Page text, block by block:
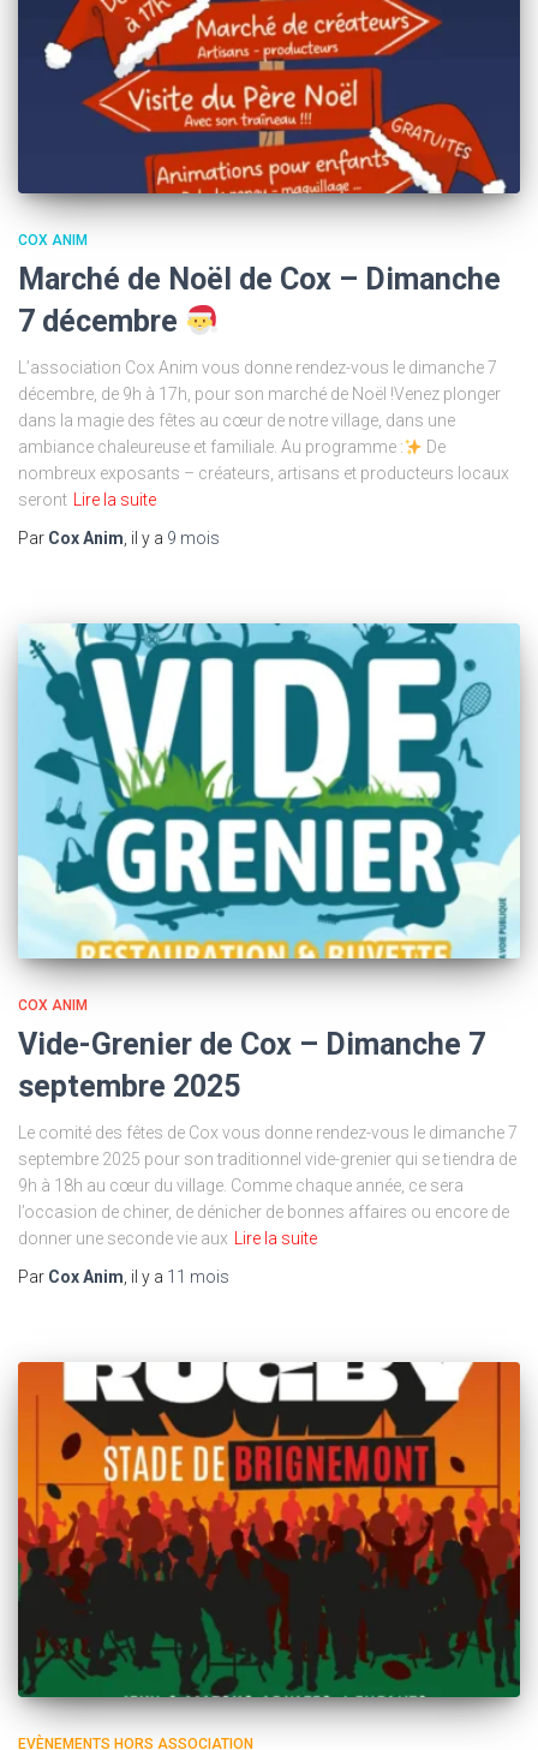
COX ANIM
Marché de Noël de Cox – Dimanche
7 décembre
L’association Cox Anim vous donne rendez-vous le dimanche 7
décembre, de 9h à 17h, pour son marché de Noël !Venez plonger
dans la magie des fêtes au cœur de notre village, dans une
ambiance chaleureuse et familiale. Au programme :
De
nombreux exposants – créateurs, artisans et producteurs locaux
seront Lire la suite
Par Cox Anim, il y a 9 mois
COX ANIM
Vide-Grenier de Cox – Dimanche 7
septembre 2025
Le comité des fêtes de Cox vous donne rendez-vous le dimanche 7
septembre 2025 pour son traditionnel vide-grenier qui se tiendra de
9h à 18h au cœur du village. Comme chaque année, ce sera
l’occasion de chiner, de dénicher de bonnes affaires ou encore de
donner une seconde vie aux
Lire la suite
Par Cox Anim , il y a 11 mois
EVÈNEMENTS HORS ASSOCIATION